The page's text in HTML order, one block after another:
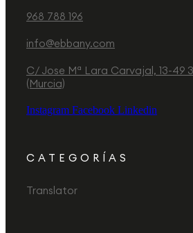
968 788 196
info@ebbany.com
C/ Jose Mª Lara Carvajal, 13-49
(Murcia)
Instagram Facebook Linkedin
CATEGORÍAS
Translator